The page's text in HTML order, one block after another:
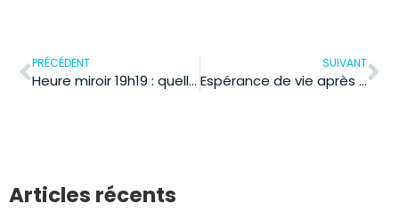
PRÉCÉDENT
Heure miroir 19h19 : quelle est la signification pour la santé ?
SUIVANT
Espérance de vie après pancréatite aiguë : les facteurs qui influencent le pronostic
Articles récents